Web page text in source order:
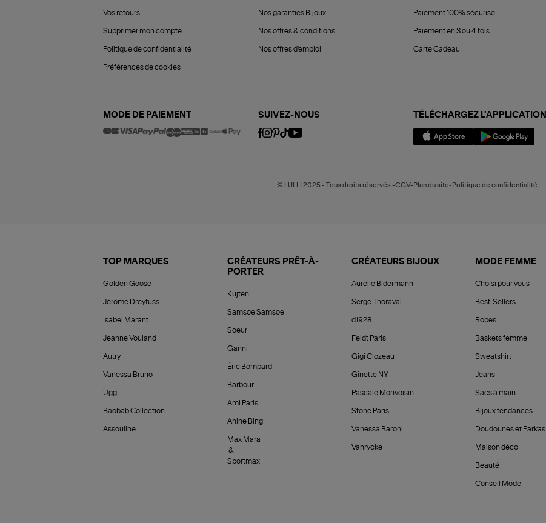
Vos retours
Supprimer mon compte
Politique de confidentialité
Préférences de cookies
Nos garanties Bijoux
Nos offres & conditions
Nos offres d'emploi
Paiement 100% sécurisé
Paiement en 3 ou 4 fois
Carte Cadeau
MODE DE PAIEMENT SUIVEZ-NOUS TÉLÉCHARGEZ L'APPLICATION
© LULLI 2025 - Tous droits réservés -CGV-Plan du site-Politique de confidentialité
TOP MARQUES
Golden Goose
Jérôme Dreyfuss
Isabel Marant
Jeanne Vouland
Autry
Vanessa Bruno
Ugg
Baobab Collection
Assouline
CRÉATEURS PRÊT-À-
PORTER
Kujten
Samsoe Samsoe
Soeur
Ganni
Éric Bompard
Barbour
Ami Paris
Anine Bing
Max Mara
&
Sportmax
CRÉATEURS BIJOUX
Aurélie Bidermann
Serge Thoraval
d1928
Feidt Paris
Gigi Clozeau
Ginette NY
Pascale Monvoisin
Stone Paris
Vanessa Baroni
Vanrycke
MODE FEMME
Choisi pour vous
Best-Sellers
Robes
Baskets femme
Sweatshirt
Jeans
Sacs à main
Bijoux tendances
Doudounes et Parkas
Maison déco
Beauté
Conseil Mode